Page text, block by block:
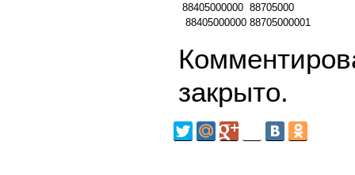
88405000000 88705000
88405000000 88705000001
закрыто.